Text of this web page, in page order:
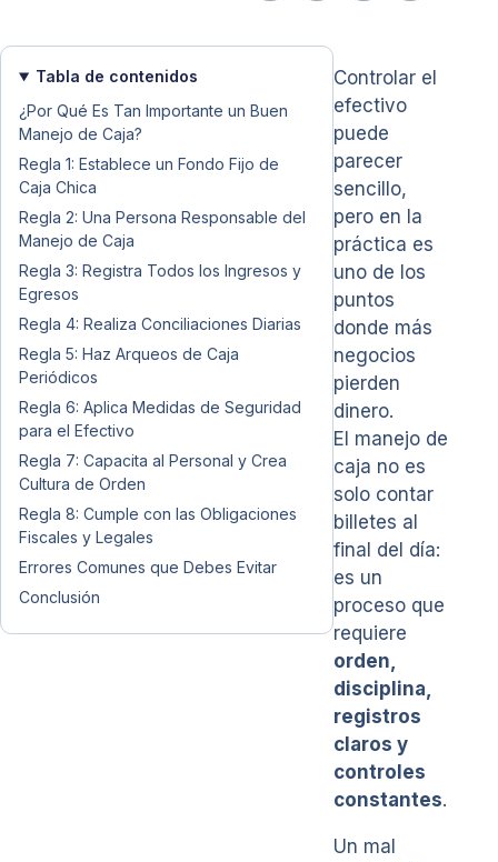
Tabla de contenidos
¿Por Qué Es Tan Importante un Buen
Manejo de Caja?
Regla 1: Establece un Fondo Fijo de
Caja Chica
Regla 2: Una Persona Responsable del
Manejo de Caja
Regla 3: Registra Todos los Ingresos y
Egresos
Regla 4: Realiza Conciliaciones Diarias
Regla 5: Haz Arqueos de Caja
Periódicos
Regla 6: Aplica Medidas de Seguridad
para el Efectivo
Regla 7: Capacita al Personal y Crea
Cultura de Orden
Regla 8: Cumple con las Obligaciones
Fiscales y Legales
Errores Comunes que Debes Evitar
Conclusión
Controlar el
efectivo
puede
parecer
sencillo,
pero en la
práctica es
uno de los
puntos
donde más
negocios
pierden
dinero.
El manejo de
caja no es
solo contar
billetes al
final del día:
es un
proceso que
requiere
orden,
disciplina,
registros
claros y
controles
constantes.
Un mal